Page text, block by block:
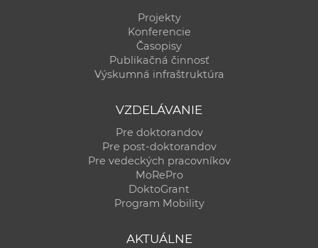
Projekty
Konferencie
Časopisy
Publikačná činnosť
Výskumná infraštruktúra
VZDELÁVANIE
Pre doktorandov
Pre post-doktorandov
Pre vedeckých pracovníkov
MoRePro
DoktoGrant
Program Mobility
AKTUÁLNE